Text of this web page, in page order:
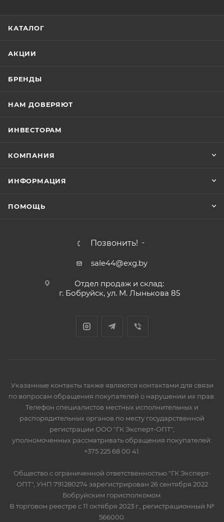
КАТАЛОГ
АКЦИИ
БРЕНДЫ
НАМ ДОВЕРЯЮТ
ИНВЕСТОРАМ
КОМПАНИЯ
ИНФОРМАЦИЯ
ПОМОЩЬ
Позвонить!
sale44@exg.by
Отдел продаж и склад:
г. Бобруйск, ул. М. Лынькова 85
Указанные контакты также являются контактами для связи
по вопросам обращения покупателей о нарушении их прав.
Телефон специалистов местных исполнительных и
распорядительных органов по месту государственной
регистрации ООО "ГК Эксперт-ОПТ",
уполномоченных рассматривать обращения покупателей:
+375 225 68 00 41.
Общество с ограниченной ответственностью "ГК Эксперт-
ОПТ", УНП 791280274 зарегистрирован 26 сентября 2022
Бобруйским горисполкомом.
В торговом реестре с 11 октября 2023 г., регистрационный №
566000.